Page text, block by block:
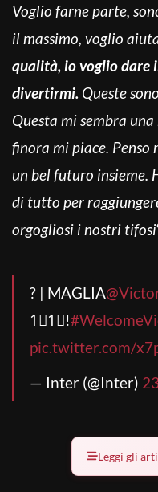
Voglio farne parte,
il massimo, voglio
qualità, io voglio dare
divertirmi. Queste
Questa mi sembra
finora mi piace. Penso
un bel futuro insieme.
di tutto per
orgogliosi i nostri tifosi
? | MAGLIA
1⃣1⃣!
pic.twitter.com/
— Inter (@Inter)
Leggi gli